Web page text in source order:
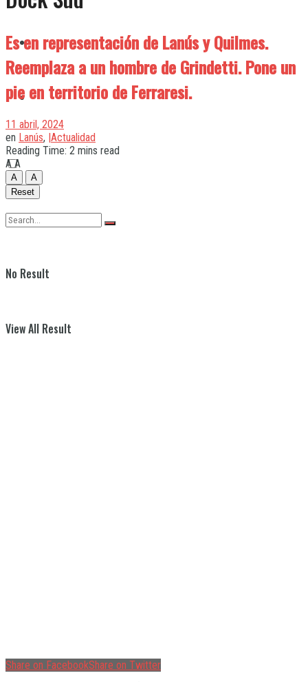
Quilmes
Varela
No Result
View All Result
Es en representación de Lanús y Quilmes.
Reemplaza a un hombre de Grindetti. Pone un
pie en territorio de Ferraresi.
11 abril, 2024
en Lanús, |Actualidad
Reading Time: 2 mins read
A A
A
A
Reset
Share on FacebookShare on Twitter